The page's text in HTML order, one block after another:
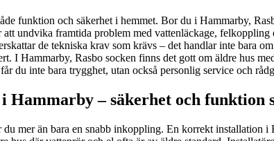
funktion och säkerhet i hemmet. Bor du i Hammarby,
undvika framtida problem med vattenläckage,
de tekniska krav som krävs – det handlar inte bara
I Hammarby, Rasbo socken finns det gott om äldre hus
du inte bara trygghet, utan också personlig service och
Hammarby – säkerhet och funktion
mer än bara en snabb inkoppling. En korrekt installation